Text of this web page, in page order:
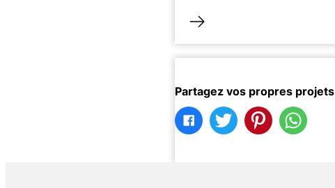
Partagez vos propres projets